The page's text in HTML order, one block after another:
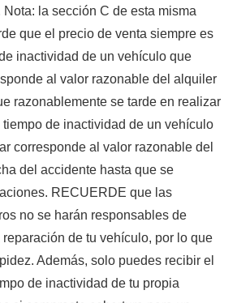
la sección C de esta misma
que el precio de venta siempre es
inactividad de un vehículo que
al valor razonable del alquiler
razonablemente se tarde en realizar
tiempo de inactividad de un vehículo
corresponde al valor razonable del
del accidente hasta que se
RECUERDE que las
no se harán responsables de
de tu vehículo, por lo que
Además, solo puedes recibir el
de inactividad de tu propia